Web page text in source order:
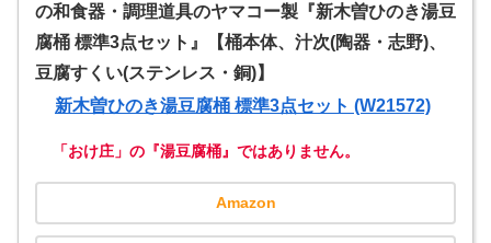
の和食器・調理道具のヤマコー製『新木曽ひのき湯豆
腐桶 標準3点セット』【桶本体、汁次(陶器・志野)、
豆腐すくい(ステンレス・銅)】
新木曽ひのき湯豆腐桶 標準3点セット (W21572)
「おけ庄」の『湯豆腐桶』ではありません。
Amazon